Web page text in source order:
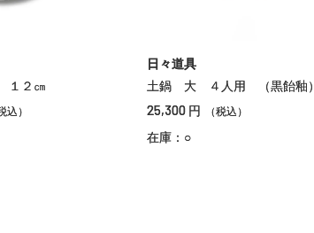
１２㎝
込）
日々道具
土鍋 大 ４人用 （黒飴釉）
25,300 円 （税込）
在庫：○